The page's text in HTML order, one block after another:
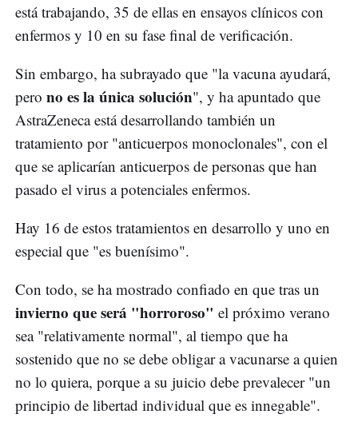
está trabajando, 35 de ellas en ensayos clínicos con
enfermos y 10 en su fase final de verificación.
Sin embargo, ha subrayado que "la vacuna ayudará,
pero no es la única solución", y ha apuntado que
AstraZeneca está desarrollando también un
tratamiento por "anticuerpos monoclonales", con el
que se aplicarían anticuerpos de personas que han
pasado el virus a potenciales enfermos.
Hay 16 de estos tratamientos en desarrollo y uno en
especial que "es buenísimo".
Con todo, se ha mostrado confiado en que tras un
invierno que será "horroroso" el próximo verano
sea "relativamente normal", al tiempo que ha
sostenido que no se debe obligar a vacunarse a quien
no lo quiera, porque a su juicio debe prevalecer "un
principio de libertad individual que es innegable".